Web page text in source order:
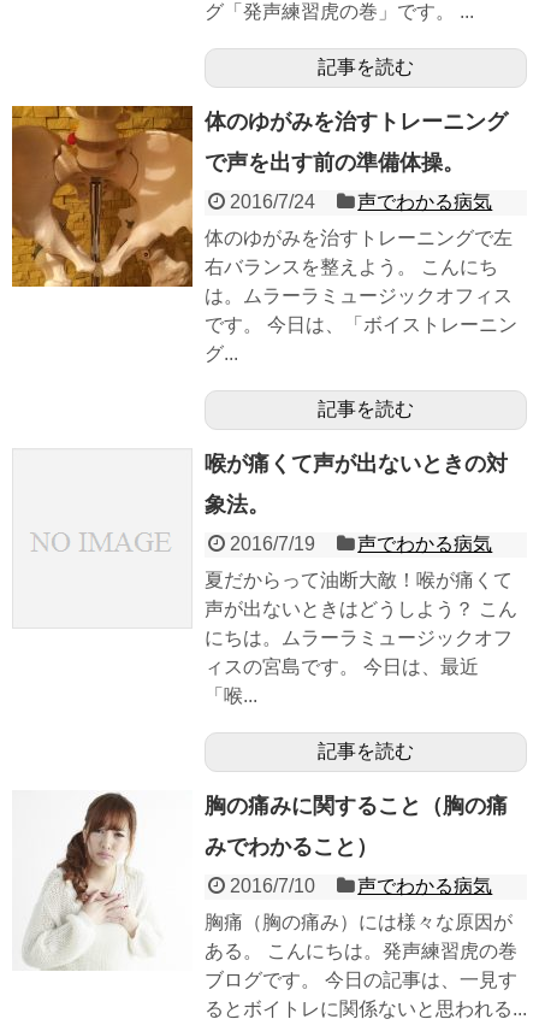
グ「発声練習虎の巻」です。 ...
記事を読む
体のゆがみを治すトレーニング
で声を出す前の準備体操。
2016/7/24
声でわかる病気
体のゆがみを治すトレーニングで左
右バランスを整えよう。 こんにち
は。ムラーラミュージックオフィス
です。 今日は、「ボイストレーニン
グ...
記事を読む
喉が痛くて声が出ないときの対
象法。
2016/7/19
声でわかる病気
夏だからって油断大敵！喉が痛くて
声が出ないときはどうしよう？ こん
にちは。ムラーラミュージックオフ
ィスの宮島です。 今日は、最近
「喉...
記事を読む
胸の痛みに関すること（胸の痛
みでわかること）
2016/7/10
声でわかる病気
胸痛（胸の痛み）には様々な原因が
ある。 こんにちは。発声練習虎の巻
ブログです。 今日の記事は、一見す
るとボイトレに関係ないと思われる...